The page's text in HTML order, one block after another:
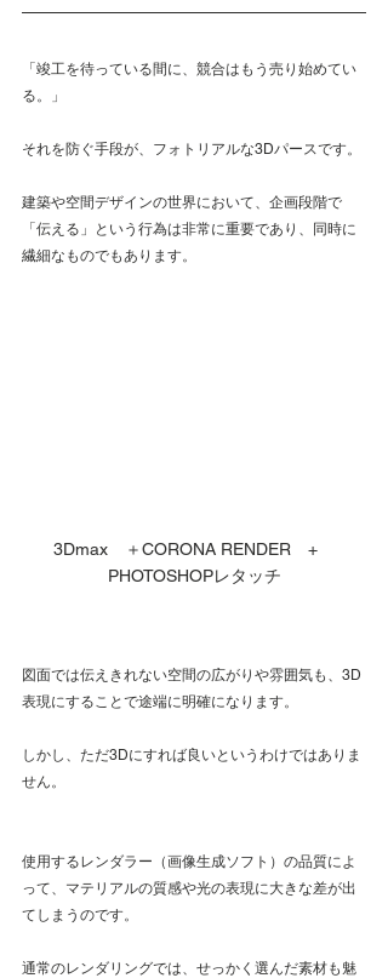
「竣工を待っている間に、競合はもう売り始めてい
る。」
それを防ぐ手段が、フォトリアルな3Dパースです。
建築や空間デザインの世界において、企画段階で
「伝える」という行為は非常に重要であり、同時に
繊細なものでもあります。
3Dmax　＋CORONA RENDER　+
PHOTOSHOPレタッチ
図面では伝えきれない空間の広がりや雰囲気も、3D
表現にすることで途端に明確になります。
しかし、ただ3Dにすれば良いというわけではありま
せん。
使用するレンダラー（画像生成ソフト）の品質によ
って、マテリアルの質感や光の表現に大きな差が出
てしまうのです。
通常のレンダリングでは、せっかく選んだ素材も魅